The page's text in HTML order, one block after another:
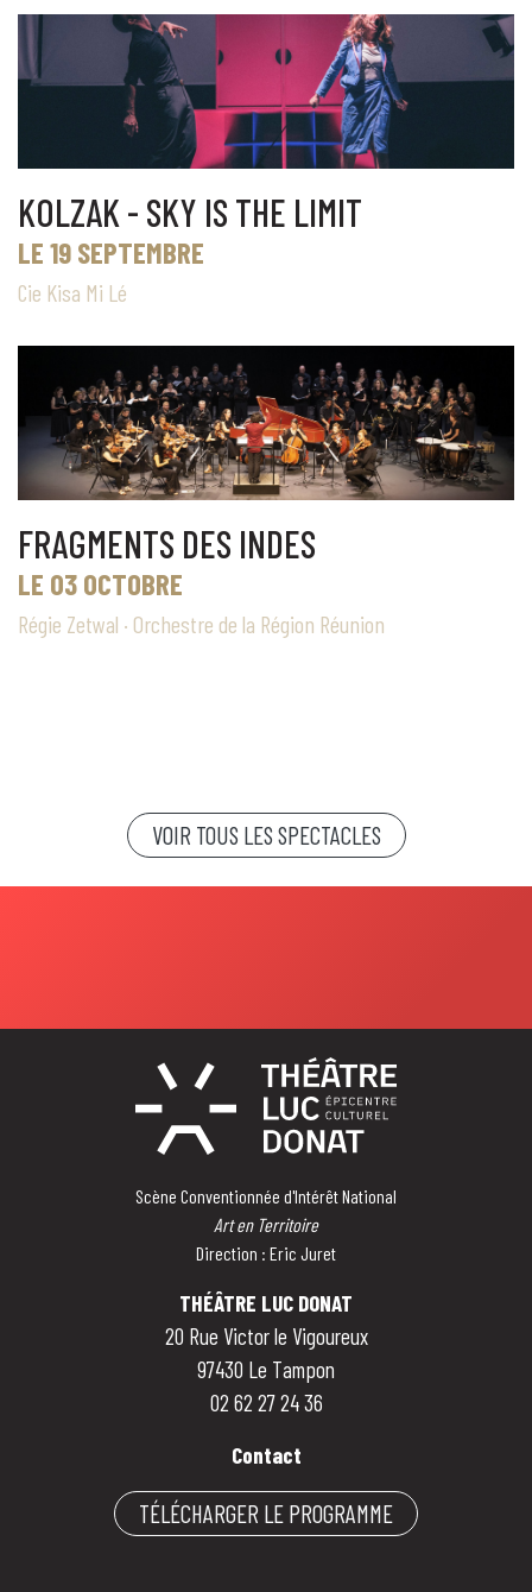
KOLZAK - SKY IS THE LIMIT
LE 19 SEPTEMBRE
Cie Kisa Mi Lé
FRAGMENTS DES INDES
LE 03 OCTOBRE
Régie Zetwal · Orchestre de la Région Réunion
VOIR TOUS LES SPECTACLES
Scène Conventionnée d'Intérêt National
Art en Territoire
Direction : Eric Juret
THÉÂTRE LUC DONAT
20 Rue Victor le Vigoureux
97430 Le Tampon
02 62 27 24 36
Contact
TÉLÉCHARGER LE PROGRAMME